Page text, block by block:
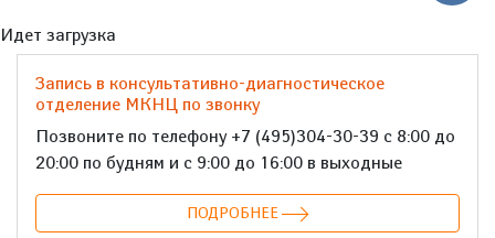
Идет загрузка
Запись в консультативно-диагностическое
отделение МКНЦ по звонку
Позвоните по телефону +7 (495)304-30-39 с 8:00 до
20:00 по будням и с 9:00 до 16:00 в выходные
ПОДРОБНЕЕ